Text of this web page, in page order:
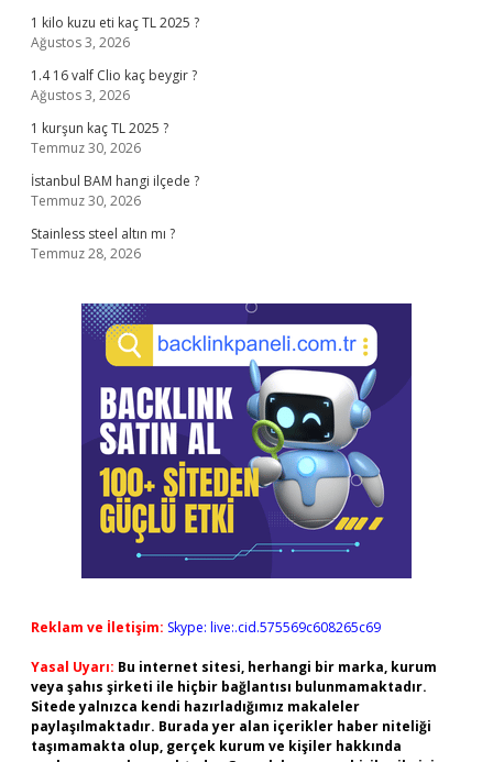
1 kilo kuzu eti kaç TL 2025 ?
Ağustos 3, 2026
1.4 16 valf Clio kaç beygir ?
Ağustos 3, 2026
1 kurşun kaç TL 2025 ?
Temmuz 30, 2026
İstanbul BAM hangi ilçede ?
Temmuz 30, 2026
Stainless steel altın mı ?
Temmuz 28, 2026
Reklam ve İletişim: Skype: live:.cid.575569c608265c69
Yasal Uyarı: Bu internet sitesi, herhangi bir marka, kurum
veya şahıs şirketi ile hiçbir bağlantısı bulunmamaktadır.
Sitede yalnızca kendi hazırladığımız makaleler
paylaşılmaktadır. Burada yer alan içerikler haber niteliği
taşımamakta olup, gerçek kurum ve kişiler hakkında